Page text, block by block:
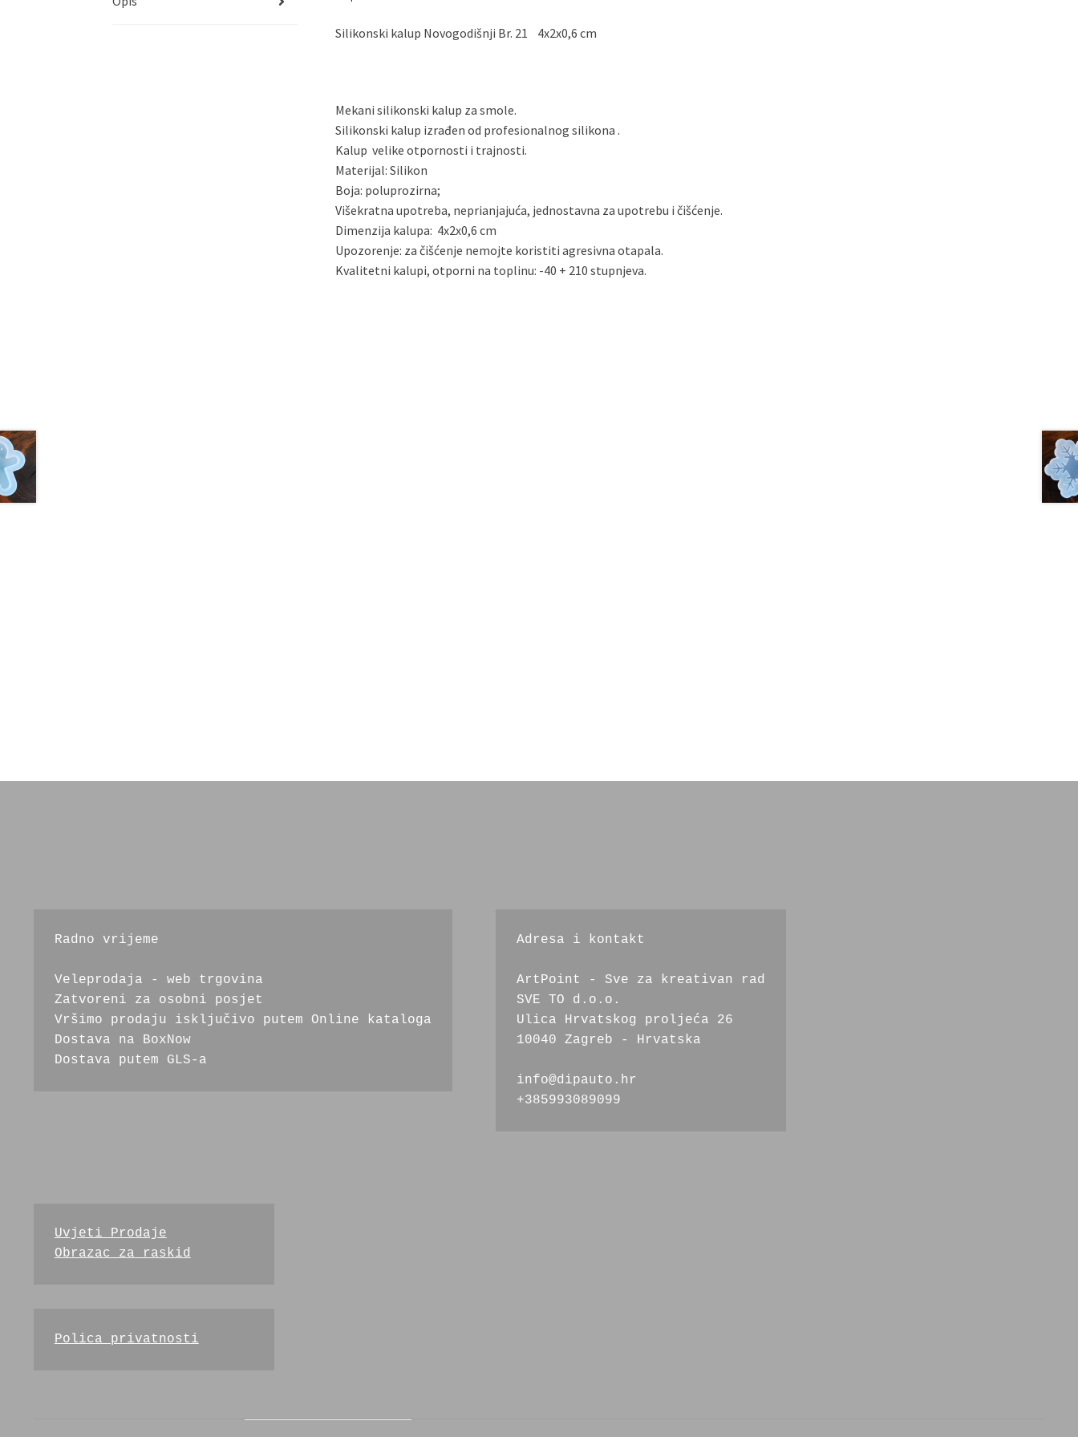
Silikonski kalup Novogodišnji Br. 21 4x2x0,6 cm
Mekani silikonski kalup za smole.
Silikonski kalup izrađen od profesionalnog silikona .
Kalup velike otpornosti i trajnosti.
Materijal: Silikon
Boja: poluprozirna;
Višekratna upotreba, neprianjajuća, jednostavna za upotrebu i čišćenje.
Dimenzija kalupa: 4x2x0,6 cm
Upozorenje: za čišćenje nemojte koristiti agresivna otapala.
Kvalitetni kalupi, otporni na toplinu: -40 + 210 stupnjeva.
Radno vrijeme
Veleprodaja - web trgovina
Zatvoreni za osobni posjet
Vršimo prodaju isključivo putem Online kataloga
Dostava na BoxNow
Dostava putem GLS-a
Adresa i kontakt
ArtPoint - Sve za kreativan rad
SVE TO d.o.o.
Ulica Hrvatskog proljeća 26
10040 Zagreb - Hrvatska
info@dipauto.hr
+385993089099
Uvjeti Prodaje
Obrazac za raskid
Polica privatnosti